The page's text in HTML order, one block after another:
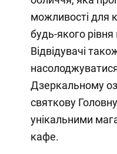
можливості для
будь-якого рівня
Відвідувачі
Дзеркальному
святкову
унікальними
кафе.